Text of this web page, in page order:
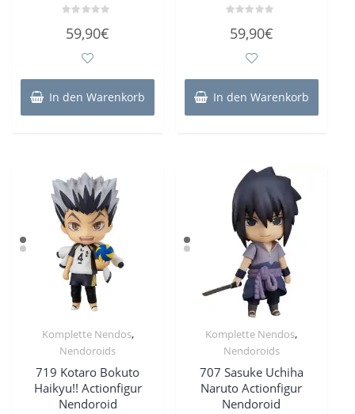
mit
59,90€
In den Warenkorb
mit
59,90€
In den Warenkorb
Komplette Nendos,
Nendoroids
719 Kotaro Bokuto
Haikyu!! Actionfigur
Nendoroid
Komplette Nendos,
Nendoroids
707 Sasuke Uchiha
Naruto Actionfigur
Nendoroid